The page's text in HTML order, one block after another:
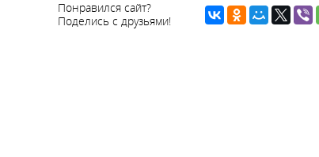
Понравился сайт?
Поделись с друзьями!